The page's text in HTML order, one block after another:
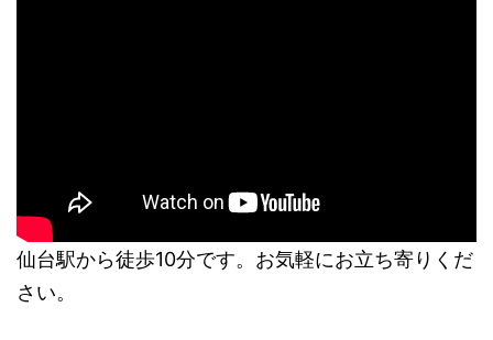
仙台駅から徒歩10分です。お気軽にお立ち寄りくだ
さい。